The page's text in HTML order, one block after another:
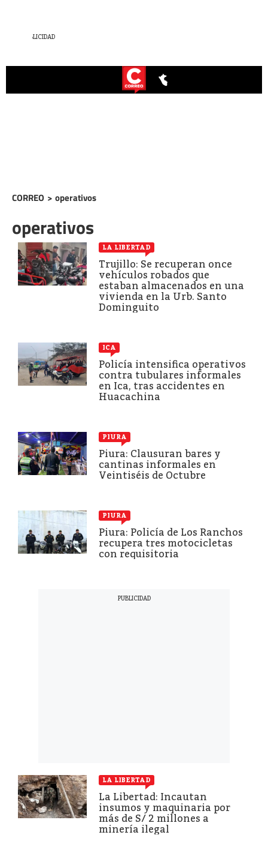
CORREO > operativos
operativos
LA LIBERTAD
Trujillo: Se recuperan once
vehículos robados que
estaban almacenados en una
vivienda en la Urb. Santo
Dominguito
ICA
Policía intensifica operativos
contra tubulares informales
en Ica, tras accidentes en
Huacachina
PIURA
Piura: Clausuran bares y
cantinas informales en
Veintiséis de Octubre
PIURA
Piura: Policía de Los Ranchos
recupera tres motocicletas
con requisitoria
LA LIBERTAD
La Libertad: Incautan
insumos y maquinaria por
más de S/ 2 millones a
minería ilegal